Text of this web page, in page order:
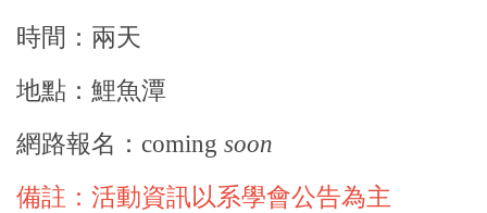
時間：兩天
地點：鯉魚潭
網路報名：coming soon
備註：活動資訊以系學會公告為主